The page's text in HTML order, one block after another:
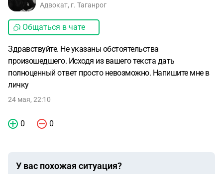
Адвокат, г. Таганрог
Общаться в чате
Здравствуйте. Не указаны обстоятельства
произошедшего. Исходя из вашего текста дать
полноценный ответ просто невозможно. Напишите мне в
личку
24 мая, 22:10
0 0
У вас похожая ситуация?